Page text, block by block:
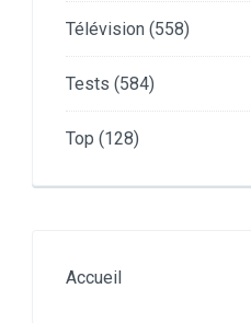
Télévision (558)
Tests (584)
Top (128)
Accueil